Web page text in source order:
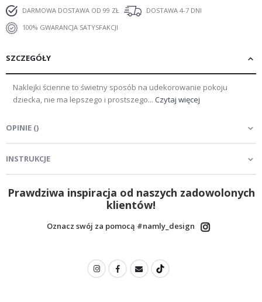
DARMOWA DOSTAWA OD 99 ZŁ
DOSTAWA 4-7 DNI
100% GWARANCJA SATYSFAKCJI
SZCZEGÓŁY
Naklejki ścienne to świetny sposób na udekorowanie pokoju
dziecka, nie ma lepszego i prostszego... Czytaj więcej
OPINIE ()
INSTRUKCJE
Prawdziwa inspiracja od naszych zadowolonych
klientów!
Oznacz swój za pomocą #namly_design